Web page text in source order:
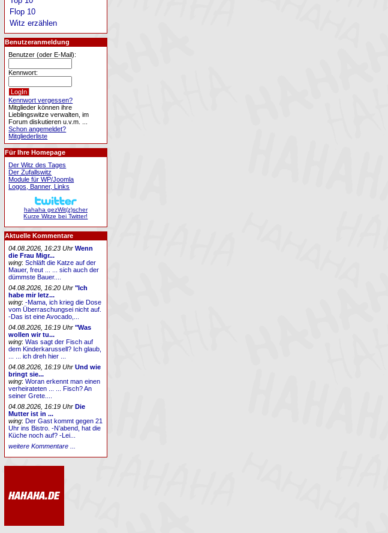
Flop 10
Witz erzählen
Benutzeranmeldung
Benutzer (oder E-Mail):
Kennwort:
Kennwort vergessen?
Mitglieder können ihre
Lieblingswitze verwalten, im
Forum diskutieren u.v.m. ...
Schon angemeldet?
Mitgliederliste
Für Ihre Homepage
Der Witz des Tages
Der Zufallswitz
Module für WP/Joomla
Logos, Banner, Links
hahaha gezWit(z)scher
Kurze Witze bei Twitter!
Aktuelle Kommentare
04.08.2026, 16:23 Uhr Wenn
die Frau Migr...
wing:Schläft die Katze auf der
Mauer, freut ... ... sich auch der
dümmste Bauer....
04.08.2026, 16:20 Uhr "Ich
habe mir letz...
wing:-Mama, ich krieg die Dose
vom Überraschungsei nicht auf.
-Das ist eine Avocado,...
04.08.2026, 16:19 Uhr "Was
wollen wir tu...
wing:Was sagt der Fisch auf
dem Kinderkarussell? Ich glaub,
... ... ich dreh hier ...
04.08.2026, 16:19 Uhr Und wie
bringt sie...
wing:Woran erkennt man einen
verheirateten ... ... Fisch? An
seiner Grete....
04.08.2026, 16:19 Uhr Die
Mutter ist in ...
wing:Der Gast kommt gegen 21
Uhr ins Bistro. -N’abend, hat die
Küche noch auf? -Lei...
weitere Kommentare ...